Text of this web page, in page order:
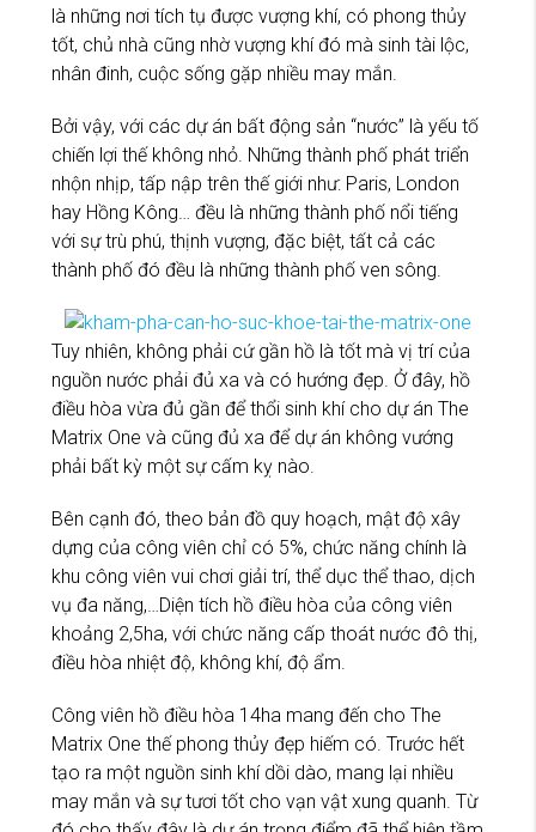
là những nơi tích tụ được vượng khí, có phong thủy
tốt, chủ nhà cũng nhờ vượng khí đó mà sinh tài lộc,
nhân đinh, cuộc sống gặp nhiều may mắn.
Bởi vậy, với các dự án bất động sản “nước” là yếu tố
chiến lợi thế không nhỏ. Những thành phố phát triển
nhộn nhịp, tấp nập trên thế giới như: Paris, London
hay Hồng Kông… đều là những thành phố nổi tiếng
với sự trù phú, thịnh vượng, đặc biệt, tất cả các
thành phố đó đều là những thành phố ven sông.
Tuy nhiên, không phải cứ gần hồ là tốt mà vị trí của
nguồn nước phải đủ xa và có hướng đẹp. Ở đây, hồ
điều hòa vừa đủ gần để thổi sinh khí cho dự án The
Matrix One và cũng đủ xa để dự án không vướng
phải bất kỳ một sự cấm kỵ nào.
Bên cạnh đó, theo bản đồ quy hoạch, mật độ xây
dựng của công viên chỉ có 5%, chức năng chính là
khu công viên vui chơi giải trí, thể dục thể thao, dịch
vụ đa năng,…Diện tích hồ điều hòa của công viên
khoảng 2,5ha, với chức năng cấp thoát nước đô thị,
điều hòa nhiệt độ, không khí, độ ẩm.
Công viên hồ điều hòa 14ha mang đến cho The
Matrix One thế phong thủy đẹp hiếm có. Trước hết
tạo ra một nguồn sinh khí dồi dào, mang lại nhiều
may mắn và sự tươi tốt cho vạn vật xung quanh. Từ